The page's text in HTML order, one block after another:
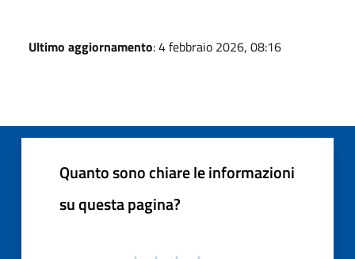
Ultimo aggiornamento: 4 febbraio 2026, 08:16
Quanto sono chiare le informazioni
su questa pagina?